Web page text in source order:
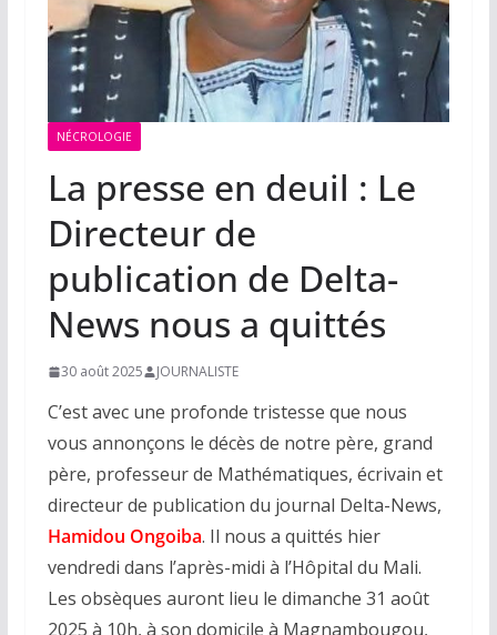
NÉCROLOGIE
La presse en deuil : Le
Directeur de
publication de Delta-
News nous a quittés
30 août 2025 JOURNALISTE
C’est avec une profonde tristesse que nous
vous annonçons le décès de notre père, grand
père, professeur de Mathématiques, écrivain et
directeur de publication du journal Delta-News,
Hamidou Ongoiba. Il nous a quittés hier
vendredi dans l’après-midi à l’Hôpital du Mali.
Les obsèques auront lieu le dimanche 31 août
2025 à 10h, à son domicile à Magnambougou,